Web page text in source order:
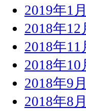
2019年1月
2018年12
2018年11
2018年10
2018年9月
2018年8月